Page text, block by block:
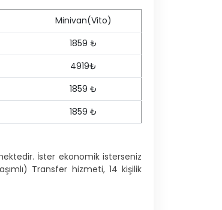
Minivan(Vito)
1859 ₺
4919₺
1859 ₺
1859 ₺
İster ekonomik isterseniz
Transfer hizmeti, 14 kişilik